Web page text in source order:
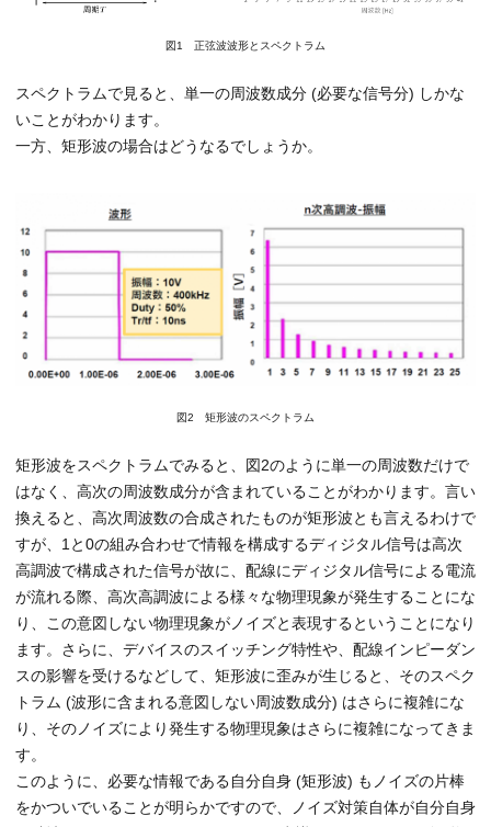
図1 正弦波波形とスペクトラム
スペクトラムで見ると、単一の周波数成分 (必要な信号分) しかな
いことがわかります。
一方、矩形波の場合はどうなるでしょうか。
図2 矩形波のスペクトラム
矩形波をスペクトラムでみると、図2のように単一の周波数だけで
はなく、高次の周波数成分が含まれていることがわかります。言い
換えると、高次周波数の合成されたものが矩形波とも言えるわけで
すが、1と0の組み合わせで情報を構成するディジタル信号は高次
高調波で構成された信号が故に、配線にディジタル信号による電流
が流れる際、高次高調波による様々な物理現象が発生することにな
り、この意図しない物理現象がノイズと表現するということになり
ます。さらに、デバイスのスイッチング特性や、配線インピーダン
スの影響を受けるなどして、矩形波に歪みが生じると、そのスペク
トラム (波形に含まれる意図しない周波数成分) はさらに複雑にな
り、そのノイズにより発生する物理現象はさらに複雑になってきま
す。
このように、必要な情報である自分自身 (矩形波) もノイズの片棒
をかついでいることが明らかですので、ノイズ対策自体が自分自身